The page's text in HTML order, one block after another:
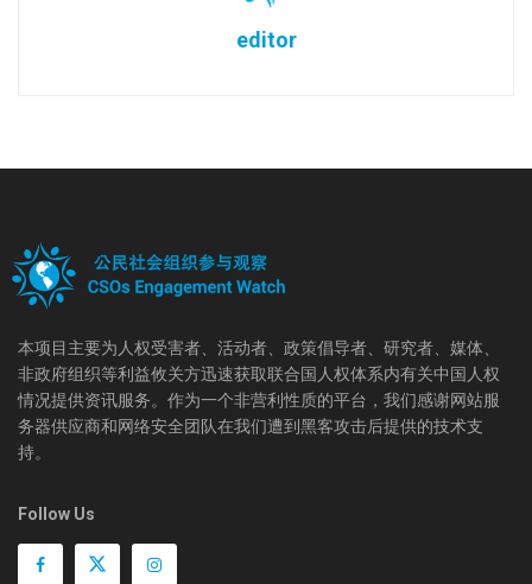
editor
本项目主要为人权受害者、活动者、政策倡导者、研究者、媒体、
非政府组织等利益攸关方迅速获取联合国人权体系内有关中国人权
情况提供资讯服务。作为一个非营利性质的平台，我们感谢网站服
务器供应商和网络安全团队在我们遭到黑客攻击后提供的技术支
持。
Follow Us